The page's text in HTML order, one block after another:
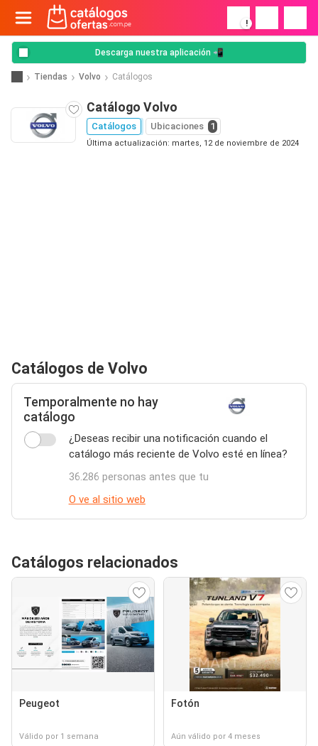
!
Descarga nuestra aplicación 📲
Tiendas Volvo Catálogos
Catálogo Volvo
Catálogos Ubicaciones 1
Última actualización: martes, 12 de noviembre de 2024
Catálogos de Volvo
Temporalmente no hay
catálogo
¿Deseas recibir una notificación cuando el
catálogo más reciente de Volvo esté en línea?
36.286 personas antes que tu
O ve al sitio web
Catálogos relacionados
Peugeot
Válido por 1 semana
Fotón
Aún válido por 4 meses